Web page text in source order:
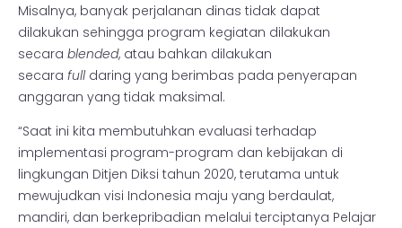
Misalnya, banyak perjalanan dinas tidak dapat
dilakukan sehingga program kegiatan dilakukan
secara blended, atau bahkan dilakukan
secara full daring yang berimbas pada penyerapan
anggaran yang tidak maksimal.
“Saat ini kita membutuhkan evaluasi terhadap
implementasi program-program dan kebijakan di
lingkungan Ditjen Diksi tahun 2020, terutama untuk
mewujudkan visi Indonesia maju yang berdaulat,
mandiri, dan berkepribadian melalui terciptanya Pelajar